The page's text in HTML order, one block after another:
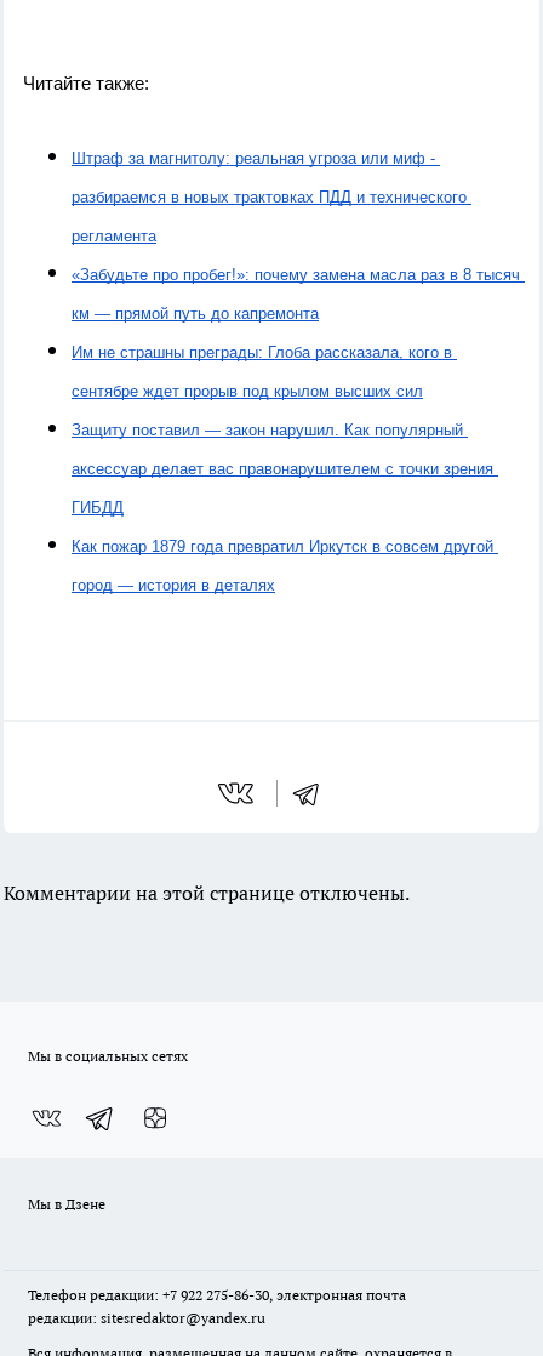
Читайте также:
Штраф за магнитолу: реальная угроза или миф -
разбираемся в новых трактовках ПДД и технического
регламента
«Забудьте про пробег!»: почему замена масла раз в 8 тысяч
км — прямой путь до капремонта
Им не страшны преграды: Глоба рассказала, кого в
сентябре ждет прорыв под крылом высших сил
Защиту поставил — закон нарушил. Как популярный
аксессуар делает вас правонарушителем с точки зрения
ГИБДД
Как пожар 1879 года превратил Иркутск в совсем другой
город — история в деталях
Комментарии на этой странице отключены.
Мы в социальных сетях
Мы в Дзене
Телефон редакции: +7 922 275-86-30, электронная почта
редакции: sitesredaktor@yandex.ru